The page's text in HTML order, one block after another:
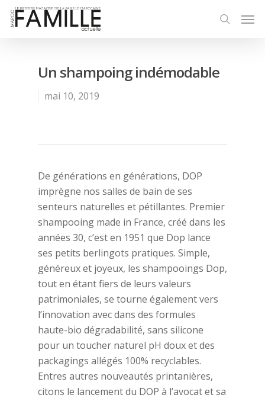
Un shampoing indémodable
mai 10, 2019
De générations en générations, DOP
imprègne nos salles de bain de ses
senteurs naturelles et pétillantes. Premier
shampooing made in France, créé dans les
années 30, c’est en 1951 que Dop lance
ses petits berlingots pratiques. Simple,
généreux et joyeux, les shampooings Dop,
tout en étant fiers de leurs valeurs
patrimoniales, se tourne également vers
l’innovation avec dans des formules
haute-bio dégradabilité, sans silicone
pour un toucher naturel pH doux et des
packagings allégés 100% recyclables.
Entres autres nouveautés printanières,
citons le lancement du DOP à l’avocat et sa